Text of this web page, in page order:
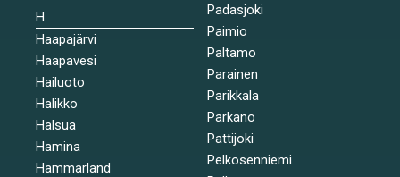
H
Haapajärvi
Haapavesi
Hailuoto
Halikko
Halsua
Hamina
Hammarland
Padasjoki
Paimio
Paltamo
Parainen
Parikkala
Parkano
Pattijoki
Pelkosenniemi